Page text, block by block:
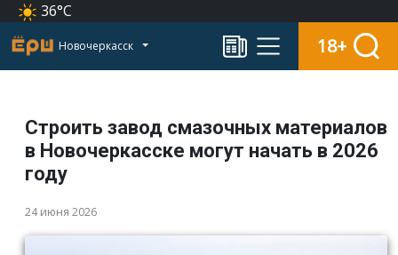
36°C
Новочеркасск 18+
Строить завод смазочных материалов
в Новочеркасске могут начать в 2026
году
24 июня 2026